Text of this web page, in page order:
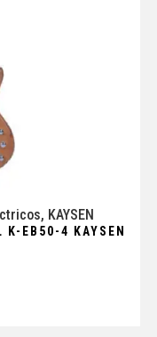
, KAYSEN
K-EB50-4 KAYSEN